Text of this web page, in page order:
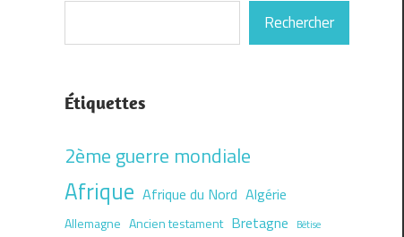
Rechercher
Étiquettes
2ème guerre mondiale
Afrique Afrique du Nord Algérie
Allemagne Ancien testament Bretagne Bêtise